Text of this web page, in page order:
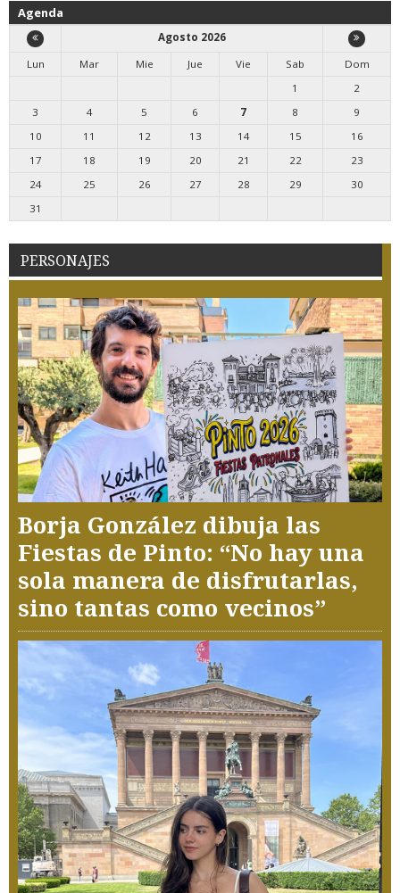
Agenda
Agosto 2026
Lun
Mar Mie Jue Vie Sab
Dom
1
2
3
4 5 6 7 8
9
10
11 12 13 14 15
16
17
18 19 20 21 22
23
24
25 26 27 28 29
30
31
PERSONAJES
Borja González dibuja las
Fiestas de Pinto: “No hay una
sola manera de disfrutarlas,
sino tantas como vecinos”